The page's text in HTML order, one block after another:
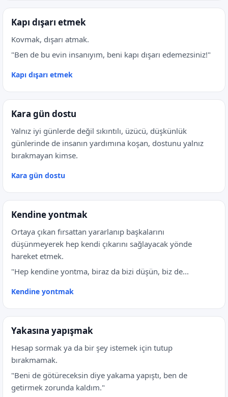
Kapı dışarı etmek
Kovmak, dışarı atmak.
"Ben de bu evin insanıyım, beni kapı dışarı edemezsiniz!"
Kapı dışarı etmek
Kara gün dostu
Yalnız iyi günlerde değil sıkıntılı, üzücü, düşkünlük
günlerinde de insanın yardımına koşan, dostunu yalnız
bırakmayan kimse.
Kara gün dostu
Kendine yontmak
Ortaya çıkan fırsattan yararlanıp başkalarını
düşünmeyerek hep kendi çıkarını sağlayacak yönde
hareket etmek.
"Hep kendine yontma, biraz da bizi düşün, biz de...
Kendine yontmak
Yakasına yapışmak
Hesap sormak ya da bir şey istemek için tutup
bırakmamak.
"Beni de götüreceksin diye yakama yapıştı, ben de
getirmek zorunda kaldım."